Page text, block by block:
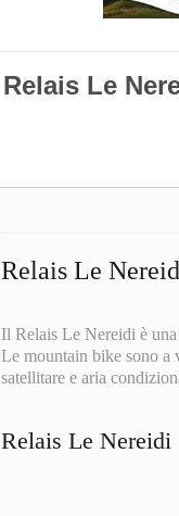
Relais Le
Relais Le
Il Relais Le Nereidi è
Le mountain bike sono a
satellitare e aria
Relais Le Nereidi